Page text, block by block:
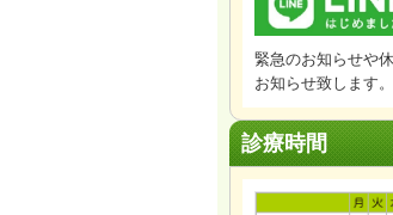
緊急のお知らせや
お知らせ致します。
診療時間